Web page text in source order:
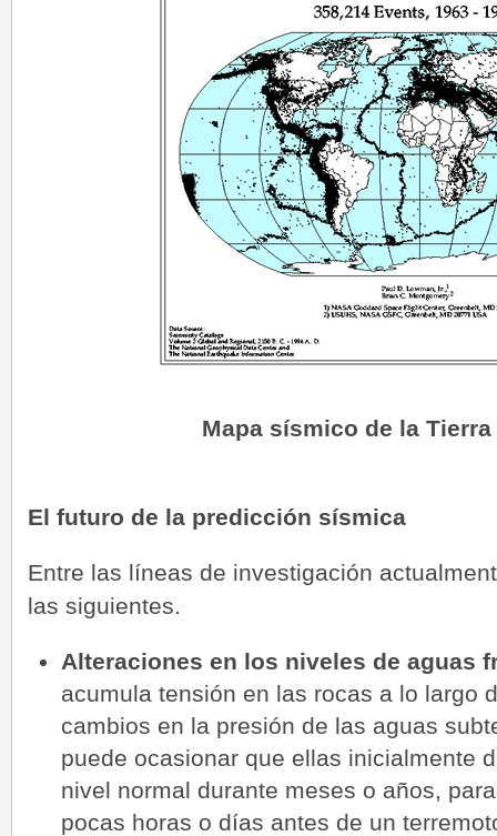
Mapa sísmico de la Tierra
El futuro de la predicción sísmica
Entre las líneas de investigación
las siguientes.
Alteraciones en los niveles de aguas
acumula tensión en las rocas a lo largo
cambios en la presión de las aguas
puede ocasionar que ellas inicialmente
nivel normal durante meses o años,
pocas horas o días antes de un